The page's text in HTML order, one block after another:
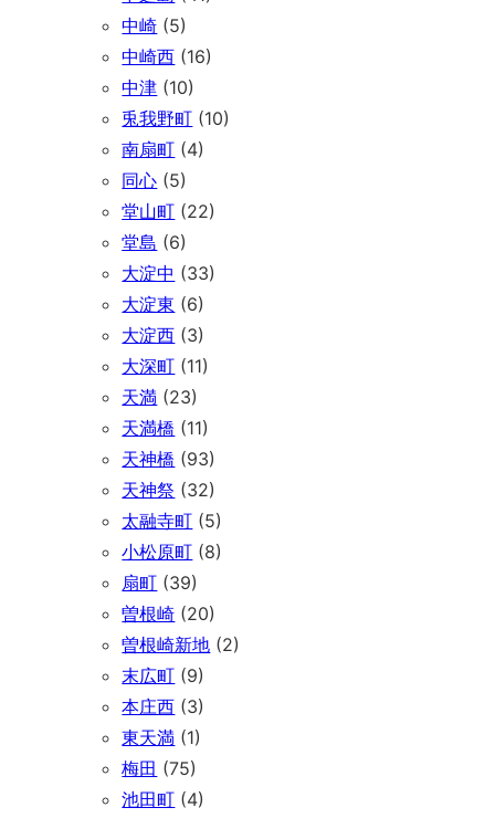
中崎 (5)
中崎西 (16)
中津 (10)
兎我野町 (10)
南扇町 (4)
同心 (5)
堂山町 (22)
堂島 (6)
大淀中 (33)
大淀東 (6)
大淀西 (3)
大深町 (11)
天満 (23)
天満橋 (11)
天神橋 (93)
天神祭 (32)
太融寺町 (5)
小松原町 (8)
扇町 (39)
曽根崎 (20)
曽根崎新地 (2)
末広町 (9)
本庄西 (3)
東天満 (1)
梅田 (75)
池田町 (4)